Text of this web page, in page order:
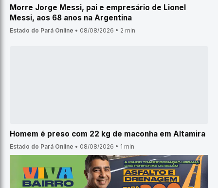
Morre Jorge Messi, pai e empresário de Lionel
Messi, aos 68 anos na Argentina
Estado do Pará Online • 08/08/2026 • 2 min
Homem é preso com 22 kg de maconha em Altamira
Estado do Pará Online • 08/08/2026 • 1 min